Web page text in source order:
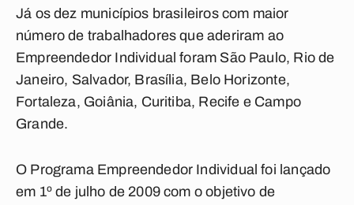
Já os dez municípios brasileiros com maior
número de trabalhadores que aderiram ao
Empreendedor Individual foram São Paulo, Rio de
Janeiro, Salvador, Brasília, Belo Horizonte,
Fortaleza, Goiânia, Curitiba, Recife e Campo
Grande.
O Programa Empreendedor Individual foi lançado
em 1º de julho de 2009 com o objetivo de